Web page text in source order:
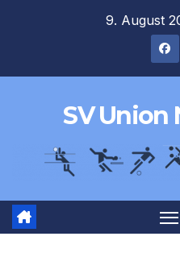
9. August
SV Union